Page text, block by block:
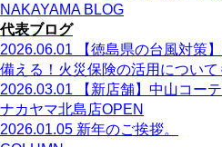
NAKAYAMA BLOG
代表ブログ
2026.06.01
【徳島県の台風対策
備える！火災保険の活用につい
2026.03.01
【新店舗】中山コー
ナカヤマ北島店OPEN
2026.01.05 新年のご挨拶。